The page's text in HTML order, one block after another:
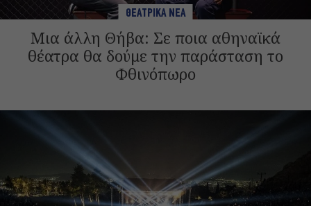
ΘΕΑΤΡΙΚΑ ΝΕΑ
Μια άλλη Θήβα: Σε ποια αθηναϊκά
θέατρα θα δούμε την παράσταση το
Φθινόπωρο